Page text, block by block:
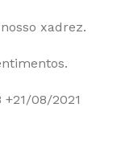
xadrez.
08/2021